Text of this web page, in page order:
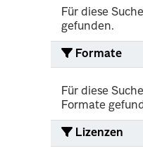
Für diese
gefunden.
Formate
Für diese
Formate
Lizenzen